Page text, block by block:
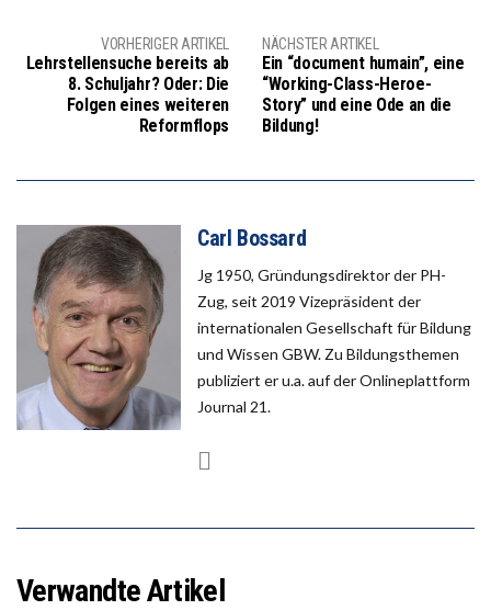
VORHERIGER ARTIKEL
Lehrstellensuche bereits ab
8. Schuljahr? Oder: Die
Folgen eines weiteren
Reformflops
NÄCHSTER ARTIKEL
Ein “document humain”, eine
“Working-Class-Heroe-
Story” und eine Ode an die
Bildung!
Carl Bossard
Jg 1950, Gründungsdirektor der PH-
Zug, seit 2019 Vizepräsident der
internationalen Gesellschaft für Bildung
und Wissen GBW. Zu Bildungsthemen
publiziert er u.a. auf der Onlineplattform
Journal 21.
Verwandte Artikel